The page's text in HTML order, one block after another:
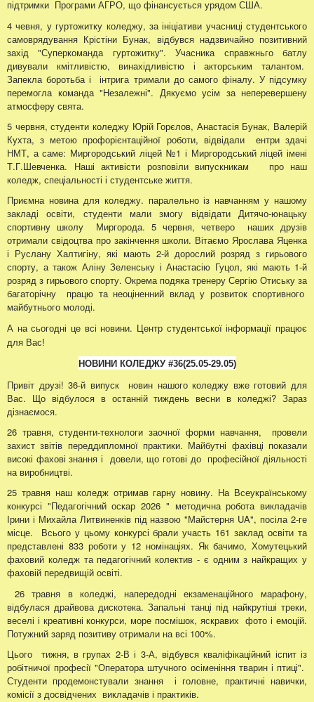
підтримки Програми АГРО, що фінансується урядом США.
4 чевня, у гуртожитку коледжу, за ініціативи учасниці студентського
самоврядування Крістіни Бунак, відбувся надзвичайно позитивний
захід "Суперкоманда гуртожитку". Учасника справжньго батлу
дивували кмітливістю, винахідливістю і акторським талантом.
Запекла боротьба і інтрига тримали до самого фіналу. У підсумку
перемогла команда "Незалежні". Дякуємо усім за неперевершену
атмосферу свята.
5 червня, студенти коледжу Юрій Горєлов, Анастасія Бунак, Валерій
Кухта, з метою профорієнтаційної роботи, відвідали ентри здачі
НМТ, а саме: Миргородський ліцей №1 і Миргородський ліцей імені
Т.Г.Шевченка. Наші активісти розповіли випускникам про наш
коледж, спеціальності і студентське життя.
Приємна новина для коледжу. паралельно із навчанням у нашому
закладі освіти, студенти мали змогу відвідати Дитячо-юнацьку
спортивну школу Миргорода. 5 червня, четверо наших друзів
отримали свідоцтва про закінчення школи. Вітаємо Ярослава Яценка
і Руслану Халтигіну, які мають 2-й дорослий розряд з гирьового
спорту, а також Аліну Зеленську і Анастасію Гуцол, які мають 1-й
розряд з гирьового спорту. Окрема подяка тренеру Сергію Отиську за
багаторічну працю та неоціненний вклад у розвиток спортивного
майбутнього молоді.
А на сьогодні це всі новини. Центр студентської інформації працює
для Вас!
НОВИНИ КОЛЕДЖУ #36(25.05-29.05)
Привіт друзі! 36-й випуск новин нашого коледжу вже готовий для
Вас. Що відбулося в останній тиждень весни в коледжі? Зараз
дізнаємося.
26 травня, студенти-технологи заочної форми навчання, провели
захист звітів переддипломної практики. Майбутні фахівці показали
високі фахові знання і довели, що готові до професійної діяльності
на виробництві.
25 травня наш коледж отримав гарну новину. На Всеукраїнському
конкурсі "Педагогічний оскар 2026 " методична робота викладачів
Ірини і Михайла Литвиненків під назвою "Майстерня UA", посіла 2-ге
місце. Всього у цьому конкурсі брали участь 161 заклад освіти та
представлені 833 роботи у 12 номінаціях. Як бачимо, Хомутецький
фаховий коледж та педагогічний колектив - є одним з найкращих у
фаховій передвищій освіті.
26 травня в коледжі, напередодні екзаменаційного марафону,
відбулася драйвова дискотека. Запальні танці під найкрутіші треки,
веселі і креативні конкурси, море посмішок, яскравих фото і емоцій.
Потужний заряд позитиву отримали на всі 100%.
Цього тижня, в групах 2-В і 3-А, відбувся кваліфікаційний іспит із
робітничої професії "Оператора штучного осіменіння тварин і птиці".
Студенти продемонстували знання і головне, практичні навички,
комісії з досвідчених викладачів і практиків.